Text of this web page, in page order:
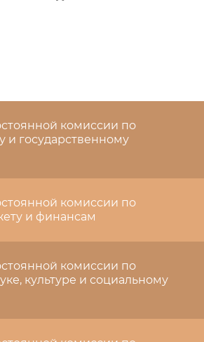
комиссии по
и государственному
комиссии по
и финансам
комиссии по
культуре и социальному